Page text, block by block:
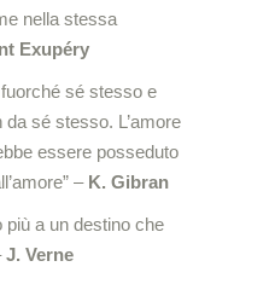
nella stessa
Exupéry
fuorché sé stesso e
sé stesso. L’amore
essere posseduto
– K. Gibran
più a un destino che
J. Verne